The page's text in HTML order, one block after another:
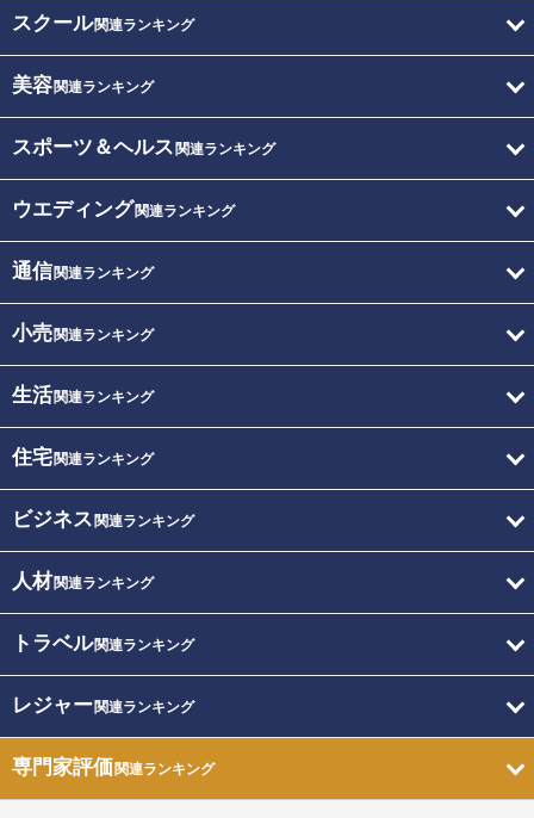
スクール関連ランキング
美容関連ランキング
スポーツ＆ヘルス 関連ランキング
ウエディング関連ランキング
通信関連ランキング
小売関連ランキング
生活関連ランキング
住宅関連ランキング
ビジネス 関連ランキング
人材関連ランキング
トラベル関連ランキング
レジャー関連ランキング
専門家評価関連ランキング